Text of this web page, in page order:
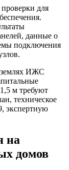
для
данные о
подключения
землях ИЖС
м требуют
техническое
экспертную
на
домов